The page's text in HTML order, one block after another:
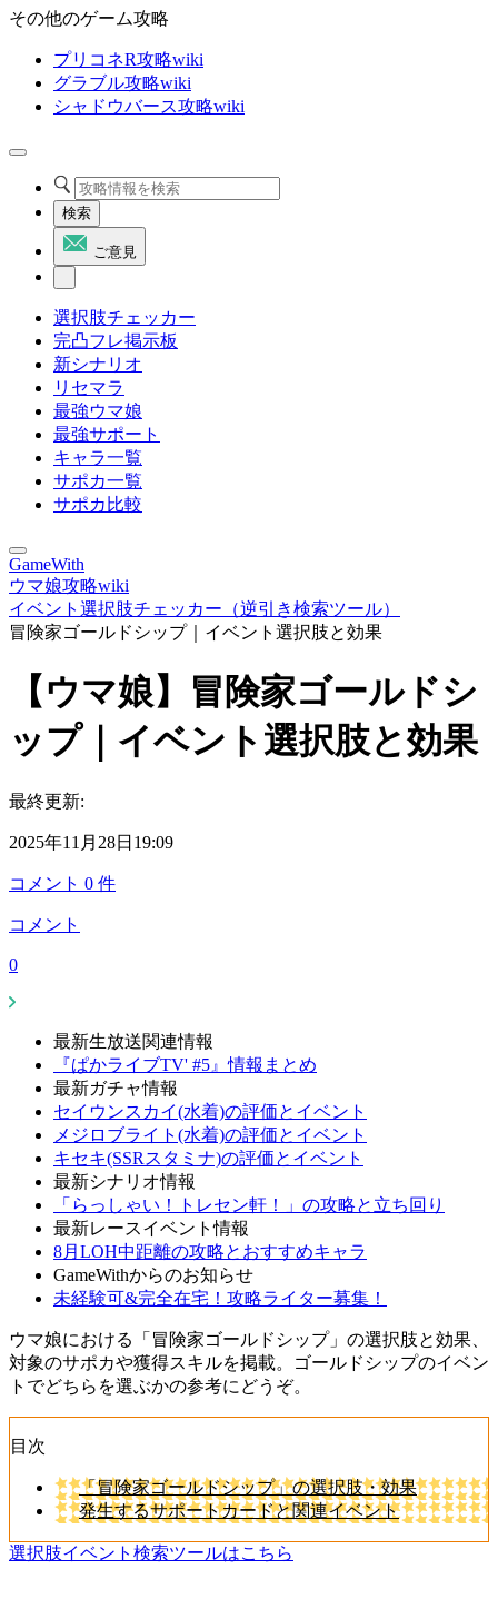
その他のゲーム攻略
プリコネR攻略wiki
グラブル攻略wiki
シャドウバース攻略wiki
検索
ご意見
選択肢チェッカー
完凸フレ掲示板
新シナリオ
リセマラ
最強ウマ娘
最強サポート
キャラ一覧
サポカ一覧
サポカ比較
GameWith
ウマ娘攻略wiki
イベント選択肢チェッカー（逆引き検索ツール）
冒険家ゴールドシップ｜イベント選択肢と効果
【ウマ娘】冒険家ゴールドシ
ップ｜イベント選択肢と効果
最終更新:
2025年11月28日19:09
コメント 0 件
コメント
0
最新生放送関連情報
『ぱかライブTV' #5』情報まとめ
最新ガチャ情報
セイウンスカイ(水着)の評価とイベント
メジロブライト(水着)の評価とイベント
キセキ(SSRスタミナ)の評価とイベント
最新シナリオ情報
「らっしゃい！トレセン軒！」の攻略と立ち回り
最新レースイベント情報
8月LOH中距離の攻略とおすすめキャラ
GameWithからのお知らせ
未経験可&完全在宅！攻略ライター募集！
ウマ娘における「冒険家ゴールドシップ」の選択肢と効果、
対象のサポカや獲得スキルを掲載。ゴールドシップのイベン
トでどちらを選ぶかの参考にどうぞ。
目次
「冒険家ゴールドシップ」の選択肢・効果
発生するサポートカードと関連イベント
選択肢イベント検索ツールはこちら